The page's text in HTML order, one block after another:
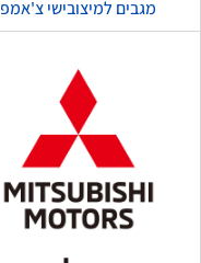
מגבים למיצובישי צ'אמפ